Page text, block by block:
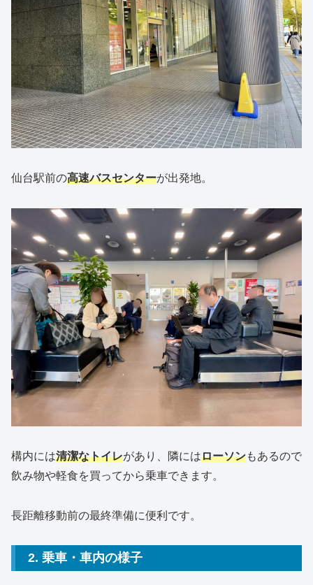
仙台駅前の高速バスセンターが出発地。
構内には清潔なトイレがあり、隣にはローソンもあるので
飲み物や軽食を買ってから乗車できます。
長距離移動前の最終準備に便利です。
2. 乗車・車内の様子